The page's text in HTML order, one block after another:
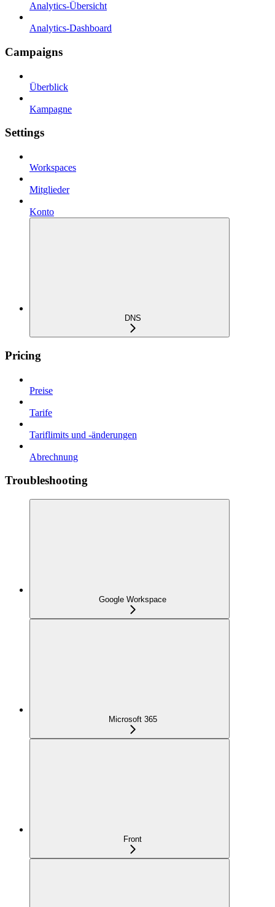
Analytics-Übersicht
Analytics-Dashboard
Campaigns
Überblick
Kampagne
Settings
Workspaces
Mitglieder
Konto
DNS
Pricing
Preise
Tarife
Tariflimits und -änderungen
Abrechnung
Troubleshooting
Google Workspace
Microsoft 365
Front